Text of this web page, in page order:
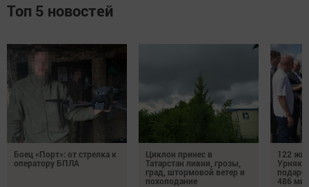
Топ 5 новостей
Боец «Порт»: от стрелка к
оператору БПЛА
Циклон принес в
Татарстан ливни, грозы,
град, штормовой ветер и
похолодание
122
Урняк
486